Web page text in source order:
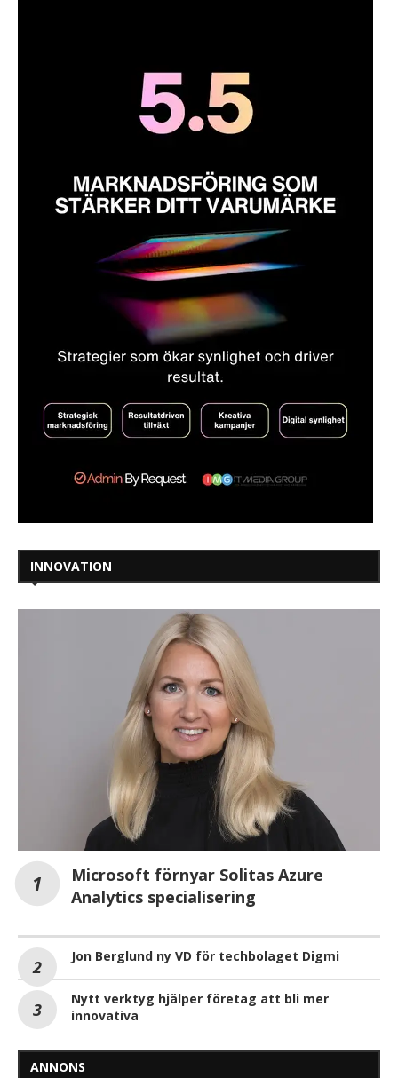
INNOVATION
Microsoft förnyar Solitas Azure
Analytics specialisering
Jon Berglund ny VD för techbolaget Digmi
Nytt verktyg hjälper företag att bli mer
innovativa
ANNONS